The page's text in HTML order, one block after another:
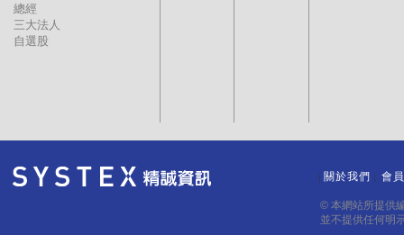
總經
三大法人
自選股
關於我們 會
© 本網站所提供
並不提供任何明